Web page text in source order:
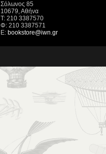
Σόλωνος 85
10679, Αθήνα
Τ: 210 3387570
Φ: 210 3387571
Ε: bookstore@iwn.gr